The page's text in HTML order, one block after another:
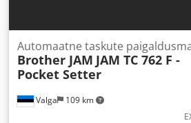
Valga 109 km
Automaatne taskute
Brother JAM JAM TC 762 F -
Pocket Setter